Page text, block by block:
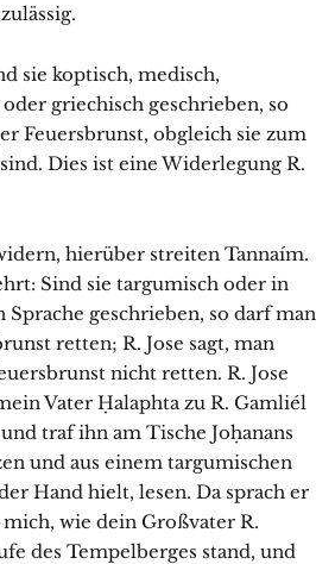
sie koptisch, medisch,
oder griechisch geschrieben, so
Feuersbrunst, obgleich sie zum
Dies ist eine Widerlegung R.
hierüber streiten Tannaím.
Sind sie targumisch oder in
geschrieben, so darf man
retten; R. Jose sagt, man
nicht retten. R. Jose
Vater Ḥalaphta zu R. Gamliél
traf ihn am Tische Joḥanans
und aus einem targumischen
Hand hielt, lesen. Da sprach er
wie dein Großvater R.
des Tempelberges stand, und